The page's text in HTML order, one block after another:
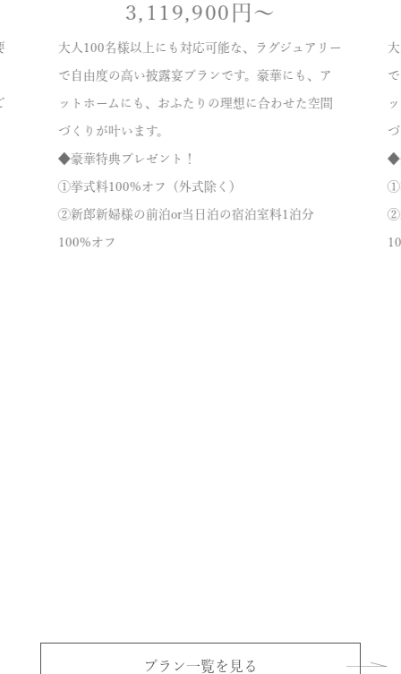
3,119,900 円〜
大人100名様以上にも対応可能な、ラグジュアリー
で自由度の高い披露宴プランです。豪華にも、ア
ットホームにも、おふたりの理想に合わせた空間
づくりが叶います。
◆豪華特典プレゼント！
①挙式料100%オフ（外式除く）
②新郎新婦様の前泊or当日泊の宿泊室料1泊分
100%オフ
◆
①
②
プラン一覧を見る